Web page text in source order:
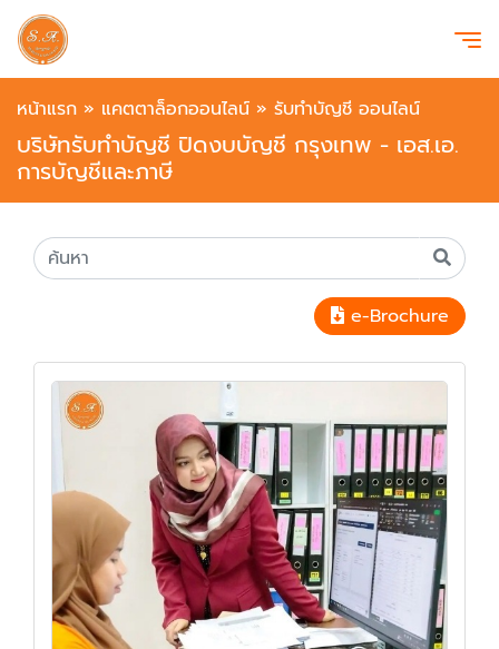
หน้าแรก » แคตตาล็อกออนไลน์ » รับทำบัญชี ออนไลน์
บริษัทรับทำบัญชี ปิดงบบัญชี กรุงเทพ - เอส.เอ.
การบัญชีและภาษี
e-Brochure